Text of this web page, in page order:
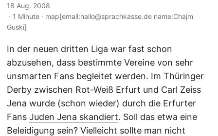
18 Aug. 2008
· 1 Minute · map[email:hallo@sprachkasse.de name:Chajm
Guski]
In der neuen dritten Liga war fast schon
abzusehen, dass bestimmte Vereine von sehr
unsmarten Fans begleitet werden. Im Thüringer
Derby zwischen Rot-Weiß Erfurt und Carl Zeiss
Jena wurde (schon wieder) durch die Erfurter
Fans Juden Jena skandiert. Soll das etwa eine
Beleidigung sein? Vielleicht sollte man nicht